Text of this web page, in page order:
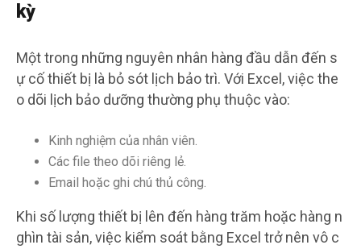
kỳ
Một trong những nguyên nhân hàng đầu dẫn đến s
ự cố thiết bị là bỏ sót lịch bảo trì. Với Excel, việc the
o dõi lịch bảo dưỡng thường phụ thuộc vào:
Kinh nghiệm của nhân viên.
Các file theo dõi riêng lẻ.
Email hoặc ghi chú thủ công.
Khi số lượng thiết bị lên đến hàng trăm hoặc hàng n
ghìn tài sản, việc kiểm soát bằng Excel trở nên vô c